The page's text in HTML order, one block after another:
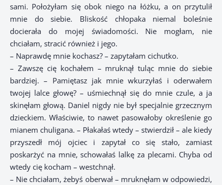
sami. Położyłam się obok niego na łóżku, a on przytulił
mnie do siebie. Bliskość chłopaka niemal boleśnie
docierała do mojej świadomości. Nie mogłam, nie
chciałam, stracić również i jego.
– Naprawdę mnie kochasz? – zapytałam cichutko.
– Zawszę cię kochałem – mruknął tuląc mnie do siebie
bardziej. – Pamiętasz jak mnie wkurzyłaś i oderwałem
twojej lalce głowę? – uśmiechnął się do mnie czule, a ja
skinęłam głową. Daniel nigdy nie był specjalnie grzecznym
dzieckiem. Właściwie, to nawet pasowałoby określenie go
mianem chuligana. – Płakałaś wtedy – stwierdził – ale kiedy
przyszedł mój ojciec i zapytał co się stało, zamiast
poskarżyć na mnie, schowałaś lalkę za plecami. Chyba od
wtedy cię kocham – westchnął.
– Nie chciałam, żebyś oberwał – mruknęłam w odpowiedzi,